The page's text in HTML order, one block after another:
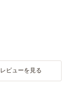
レビューを見る